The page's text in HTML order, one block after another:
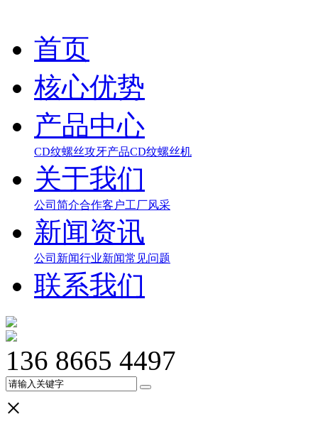
首页
核心优势
产品中心
CD纹螺丝攻牙产品CD纹螺丝机
关于我们
公司简介合作客户工厂风采
新闻资讯
公司新闻行业新闻常见问题
联系我们
136 8665 4497
×